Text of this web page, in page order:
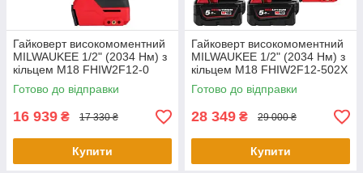
Гайковерт високомоментний
MILWAUKEE 1/2" (2034 Нм) з
кільцем M18 FHIW2F12-0
(каркас)
Готово до відправки
16 939 ₴ 17 330 ₴
Купити
Гайковерт високомоментний
MILWAUKEE 1/2" (2034 Нм) з
кільцем M18 FHIW2F12-502X
(2акб+ЗУ+кейс)
Готово до відправки
28 349 ₴ 29 000 ₴
Купити